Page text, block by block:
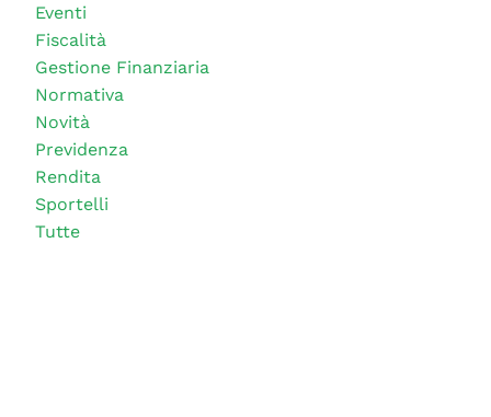
Eventi
Fiscalità
Gestione Finanziaria
Normativa
Novità
Previdenza
Rendita
Sportelli
Tutte